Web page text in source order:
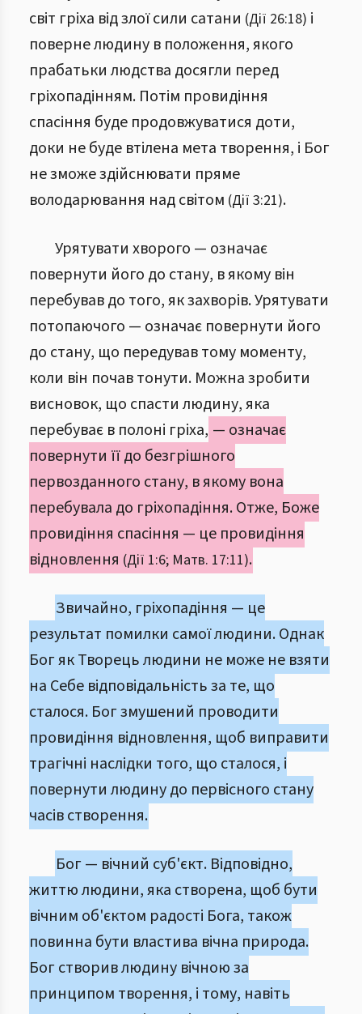
світ гріха від злої сили сатани (Дії 26:18) і
поверне людину в положення, якого
прабатьки людства досягли перед
гріхопадінням. Потім провидіння
спасіння буде продовжуватися доти,
доки не буде втілена мета творення, і Бог
не зможе здійснювати пряме
володарювання над світом (Дії 3:21).
Урятувати хворого — означає
повернути його до стану, в якому він
перебував до того, як захворів. Урятувати
потопаючого — означає повернути його
до стану, що передував тому моменту,
коли він почав тонути. Можна зробити
висновок, що спасти людину, яка
перебуває в полоні гріха, — означає
повернути її до безгрішного
первозданного стану, в якому вона
перебувала до гріхопадіння. Отже, Боже
провидіння спасіння — це провидіння
відновлення (Дії 1:6; Матв. 17:11).
Звичайно, гріхопадіння — це
результат помилки самої людини. Однак
Бог як Творець людини не може не взяти
на Себе відповідальність за те, що
сталося. Бог змушений проводити
провидіння відновлення, щоб виправити
трагічні наслідки того, що сталося, і
повернути людину до первісного стану
часів створення.
Бог — вічний суб'єкт. Відповідно,
життю людини, яка створена, щоб бути
вічним об'єктом радості Бога, також
повинна бути властива вічна природа.
Бог створив людину вічною за
принципом творення, і тому, навіть